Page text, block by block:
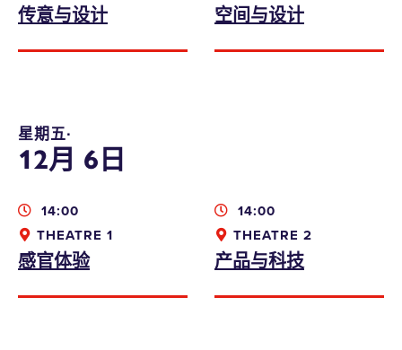
传意与设计 空间与设计
星期五∙
12月 6日
14:00
THEATRE 1
感官体验
14:00
THEATRE 2
产品与科技